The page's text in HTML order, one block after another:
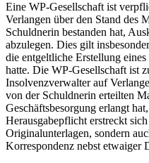
Eine WP-Gesellschaft ist
Verlangen über den Stand des
Schuldnerin bestanden hat,
abzulegen. Dies gilt
die entgeltliche Erstellung
hatte. Die WP-Gesellschaft ist
Insolvenzverwalter auf
von der Schuldnerin erteilten
Geschäftsbesorgung erlangt
Herausgabepflicht erstreckt
Originalunterlagen, sondern
Korrespondenz nebst etwaiger